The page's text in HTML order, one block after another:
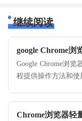
继续阅读
google Chrome浏
Google Chrome浏
程提供操作方法和使
Chrome浏览器轻